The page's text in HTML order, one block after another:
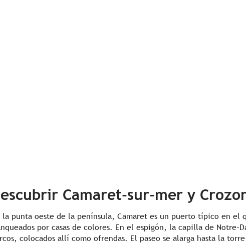
Camaret-sur-mer y
la punta oeste de la península, Camaret es un puerto típico en el
por casas de colores. En el espigón, la capilla de Notre-
colocados allí como ofrendas. El paseo se alarga hasta la